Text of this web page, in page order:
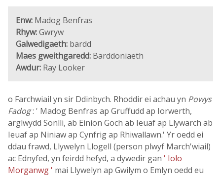
Enw: Madog Benfras
Rhyw:Gwryw
Galwedigaeth: bardd
Maes gweithgaredd: Barddoniaeth
Awdur: Ray Looker
o Farchwiail yn sir Ddinbych. Rhoddir ei achau yn Powys
Fadog: ' Madog Benfras ap Gruffudd ap Iorwerth,
arglwydd Sonlli, ab Einion Goch ab Ieuaf ap Llywarch ab
Ieuaf ap Niniaw ap Cynfrig ap Rhiwallawn.' Yr oedd ei
ddau frawd, Llywelyn Llogell (person plwyf March'wiail)
ac Ednyfed, yn feirdd hefyd, a dywedir gan ' Iolo
Morganwg ' mai Llywelyn ap Gwilym o Emlyn oedd eu